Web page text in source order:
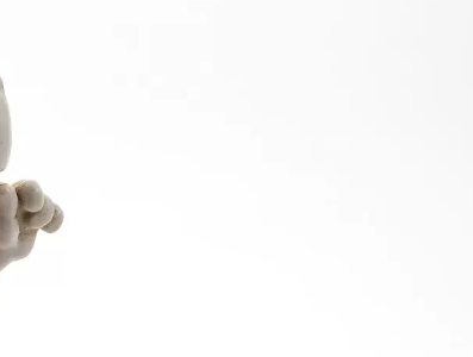
es überhaupt nicht mehr. Im Weitsprung
nicht das Gelbe vom Ei. Mit 2:39,84
bescherte ihr jedoch mit 3907 (zuvor
Katharina Helm mit 2:35,08 Minuten eine